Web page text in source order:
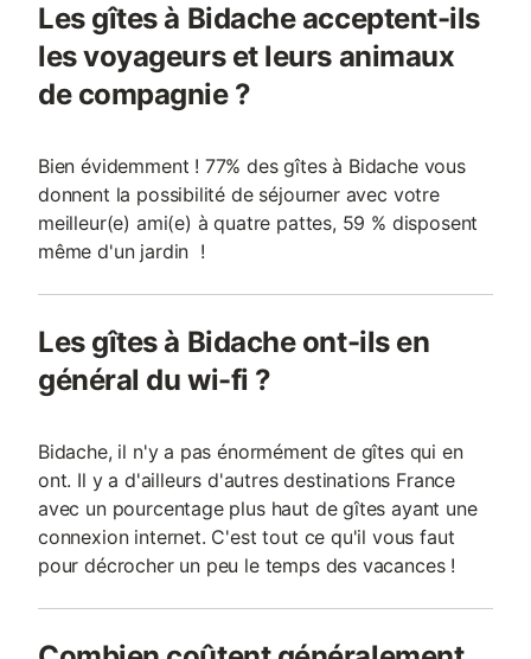
Les gîtes à Bidache acceptent-ils
les voyageurs et leurs animaux
de compagnie ?
Bien évidemment ! 77% des gîtes à Bidache vous
donnent la possibilité de séjourner avec votre
meilleur(e) ami(e) à quatre pattes, 59 % disposent
même d'un jardin !
Les gîtes à Bidache ont-ils en
général du wi-fi ?
Bidache, il n'y a pas énormément de gîtes qui en
ont. Il y a d'ailleurs d'autres destinations France
avec un pourcentage plus haut de gîtes ayant une
connexion internet. C'est tout ce qu'il vous faut
pour décrocher un peu le temps des vacances !